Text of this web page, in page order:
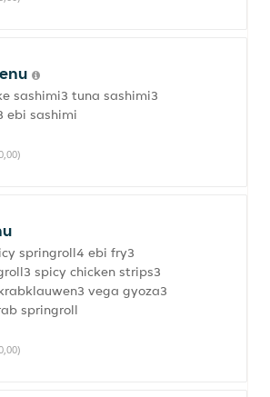
sashimi3 tuna sashimi3
ebi sashimi
springroll4 ebi fry3
spicy chicken strips3
vega gyoza3
springroll